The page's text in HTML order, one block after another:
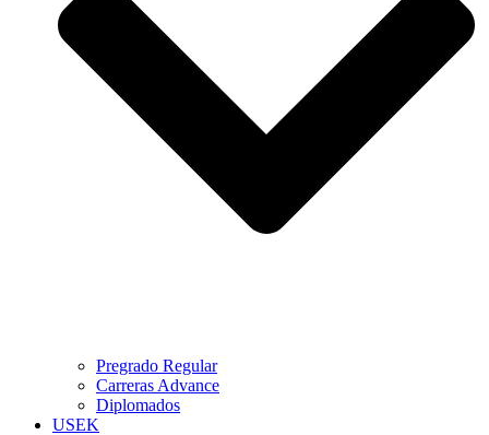
Pregrado Regular
Carreras Advance
Diplomados
USEK